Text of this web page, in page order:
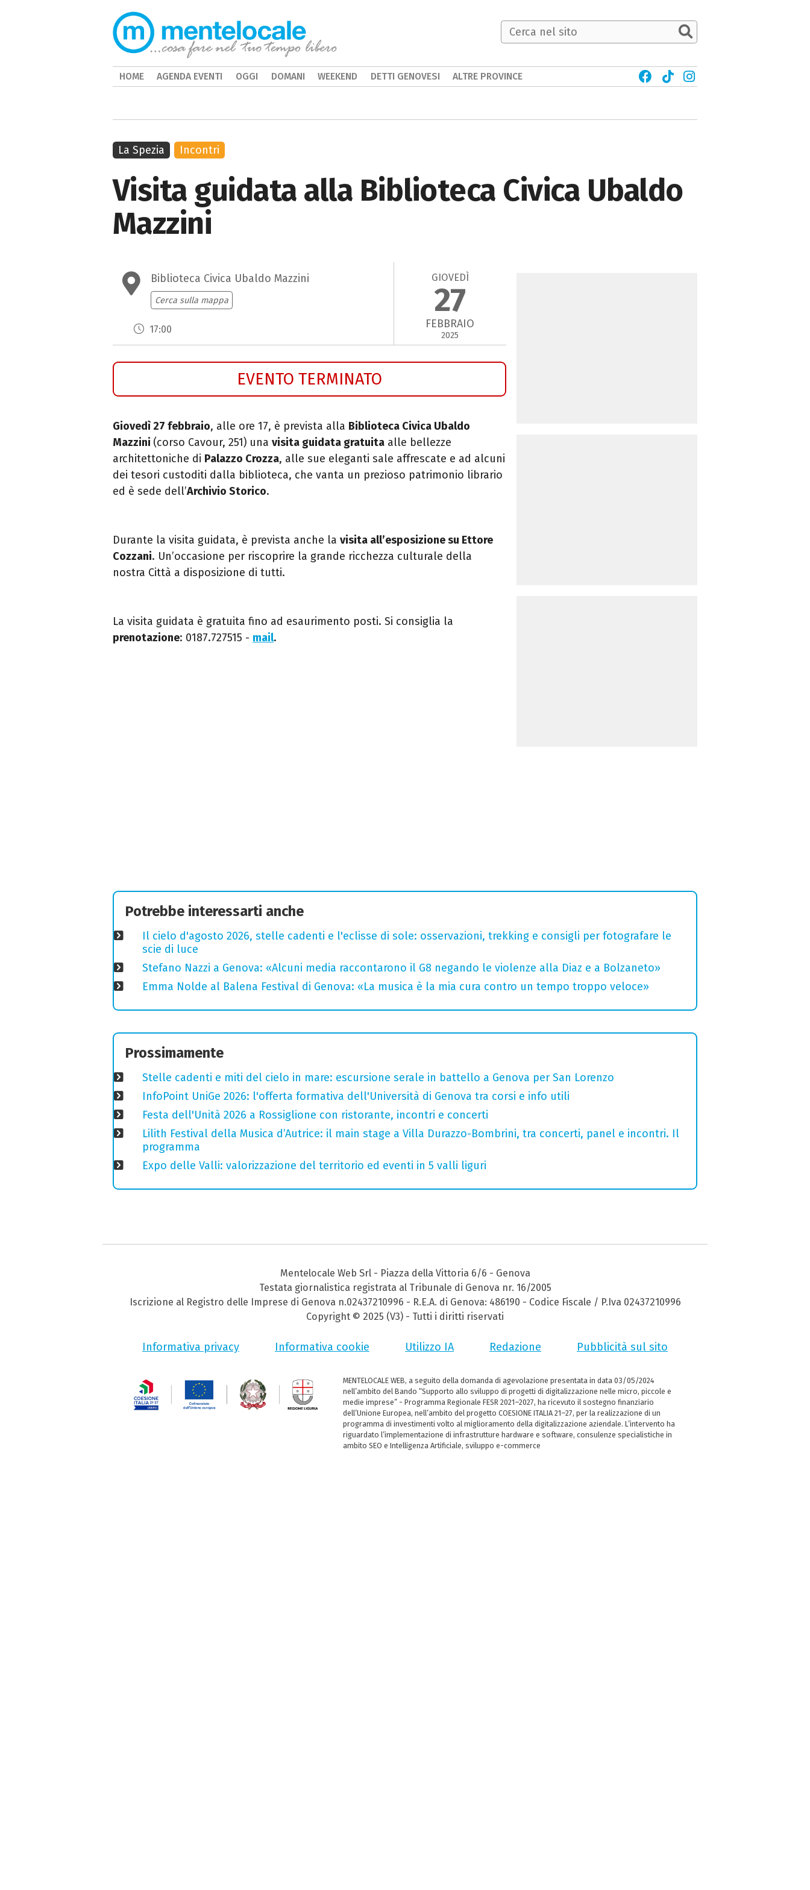
Visita guidata alla Biblioteca Civica Ubaldo
Mazzini
Biblioteca Civica Ubaldo Mazzini
Cerca sulla mappa
17:00
GIOVEDÌ
27
FEBBRAIO
2025
EVENTO TERMINATO
Giovedì 27 febbraio, alle ore 17, è prevista alla Biblioteca Civica Ubaldo
Mazzini (corso Cavour, 251) una visita guidata gratuita alle bellezze
architettoniche di Palazzo Crozza, alle sue eleganti sale affrescate e ad alcuni
dei tesori custoditi dalla biblioteca, che vanta un prezioso patrimonio librario
ed è sede dell’Archivio Storico.
Durante la visita guidata, è prevista anche la visita all’esposizione su Ettore
Cozzani. Un’occasione per riscoprire la grande ricchezza culturale della
nostra Città a disposizione di tutti.
La visita guidata è gratuita fino ad esaurimento posti. Si consiglia la
prenotazione: 0187.727515 - mail.
La Spezia Incontri
Potrebbe interessarti anche
Il cielo d'agosto 2026, stelle cadenti e l'eclisse di sole: osservazioni, trekking e consigli per fotografare le
scie di luce
Stefano Nazzi a Genova: «Alcuni media raccontarono il G8 negando le violenze alla Diaz e a Bolzaneto»
Emma Nolde al Balena Festival di Genova: «La musica è la mia cura contro un tempo troppo veloce»
Prossimamente
Stelle cadenti e miti del cielo in mare: escursione serale in battello a Genova per San Lorenzo
InfoPoint UniGe 2026: l'offerta formativa dell'Università di Genova tra corsi e info utili
Festa dell'Unità 2026 a Rossiglione con ristorante, incontri e concerti
Lilith Festival della Musica d’Autrice: il main stage a Villa Durazzo-Bombrini, tra concerti, panel e incontri. Il
programma
Expo delle Valli: valorizzazione del territorio ed eventi in 5 valli liguri
HOME AGENDA EVENTI OGGI DOMANI WEEKEND DETTI GENOVESI ALTRE PROVINCE
Mentelocale Web Srl - Piazza della Vittoria 6/6 - Genova
Testata giornalistica registrata al Tribunale di Genova nr. 16/2005
Iscrizione al Registro delle Imprese di Genova n.02437210996 - R.E.A. di Genova: 486190 - Codice Fiscale / P.Iva 02437210996
Copyright © 2025 (V3) - Tutti i diritti riservati
Informativa privacy Informativa cookie Utilizzo IA Redazione Pubblicità sul sito
MENTELOCALE WEB, a seguito della domanda di agevolazione presentata in data 03/05/2024
nell’ambito del Bando “Supporto allo sviluppo di progetti di digitalizzazione nelle micro, piccole e
medie imprese” - Programma Regionale FESR 2021–2027, ha ricevuto il sostegno finanziario
dell’Unione Europea, nell’ambito del progetto COESIONE ITALIA 21–27, per la realizzazione di un
programma di investimenti volto al miglioramento della digitalizzazione aziendale. L’intervento ha
riguardato l’implementazione di infrastrutture hardware e software, consulenze specialistiche in
ambito SEO e Intelligenza Artificiale, sviluppo e-commerce